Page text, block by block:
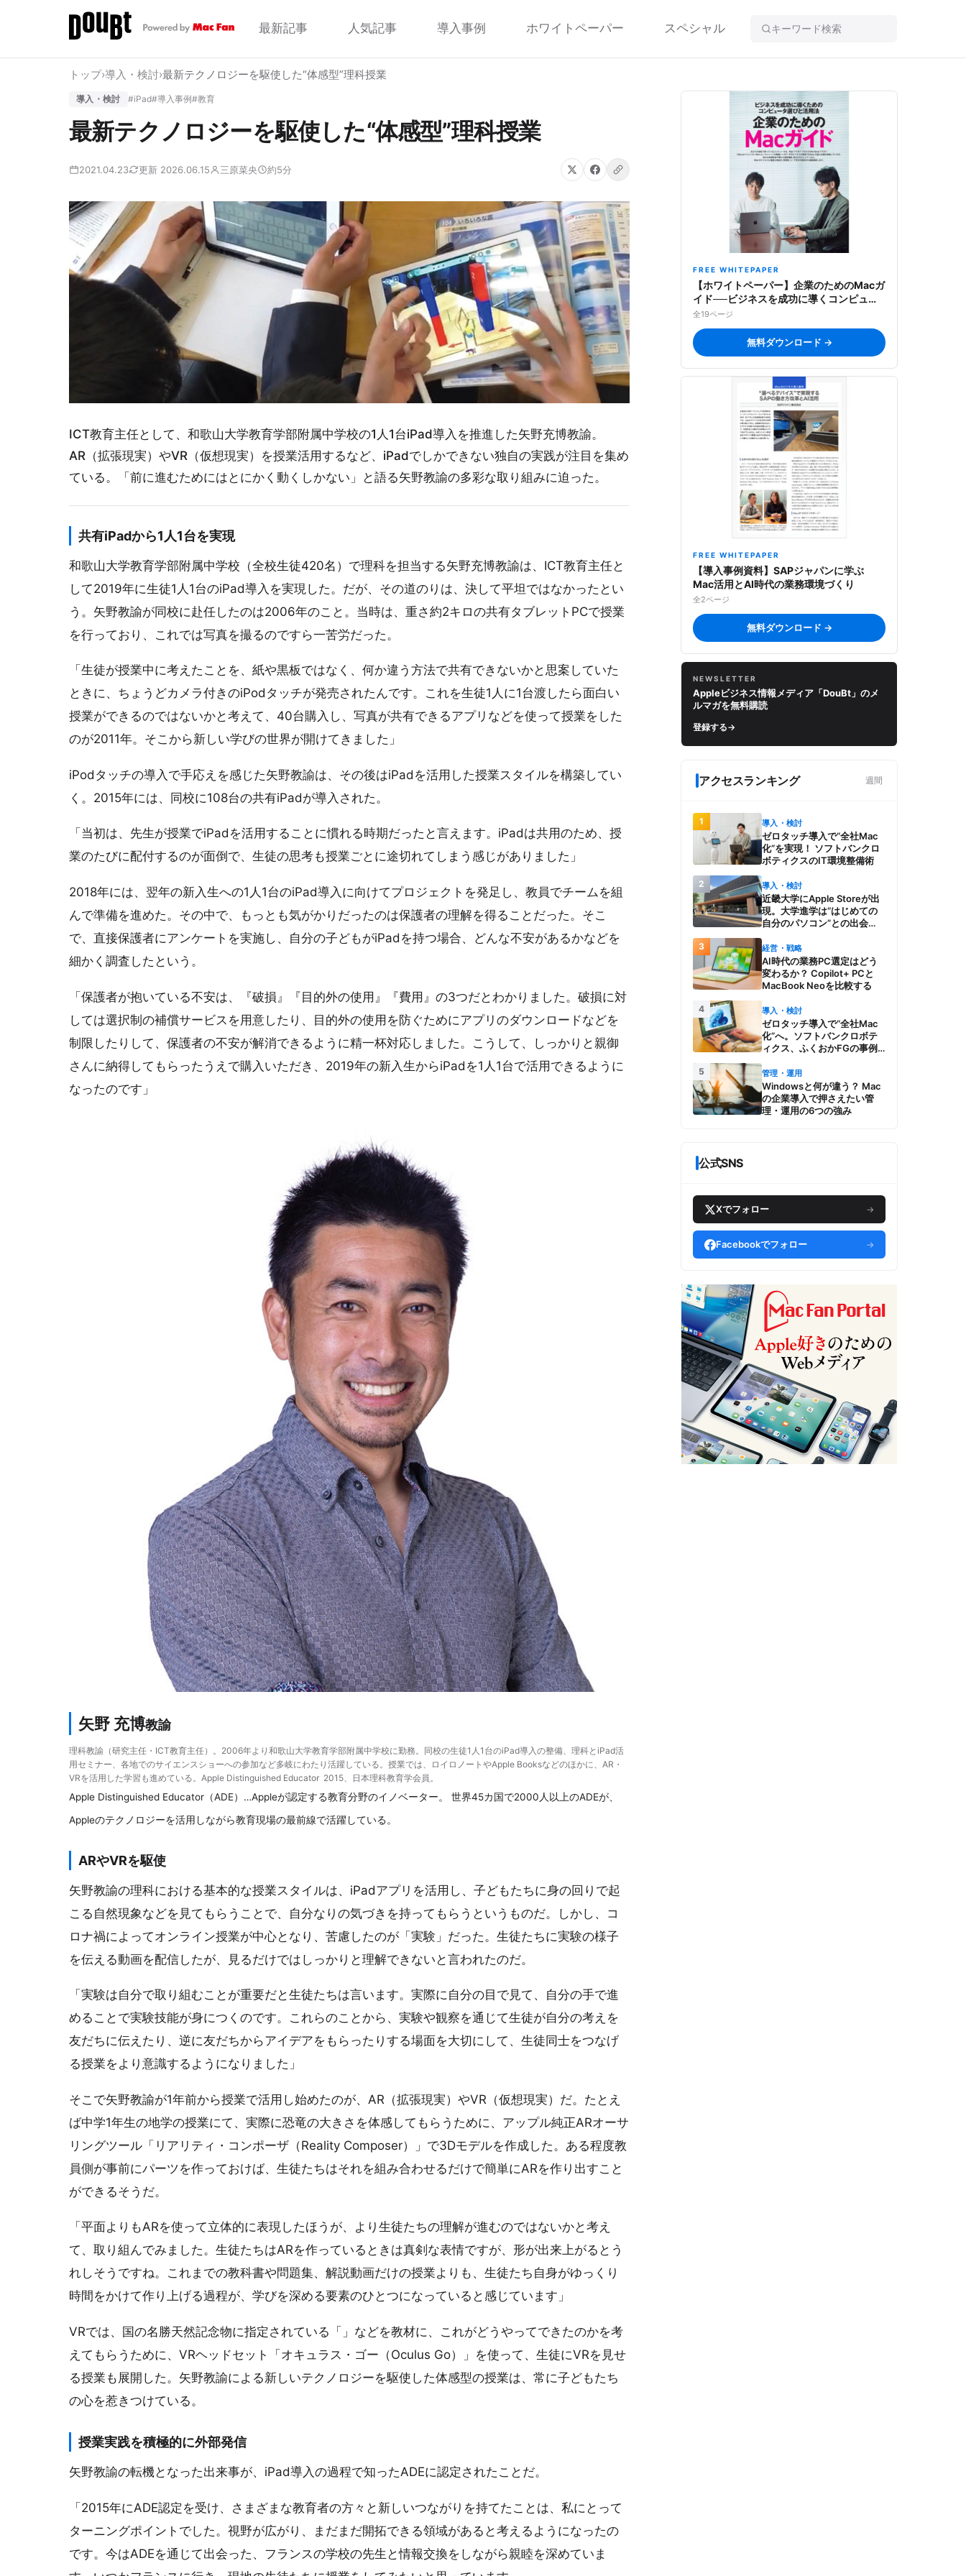
最新記事 人気記事 導入事例 ホワイトペーパー スペシャル
トップ›導入・検討›最新テクノロジーを駆使した“体感型”理科授業
導入・検討 #iPad#導入事例#教育
最新テクノロジーを駆使した“体感型”理科授業
2021.04.23 更新 2026.06.15 三原菜央 約5分
ICT教育主任として、和歌山大学教育学部附属中学校の1人1台iPad導入を推進した矢野充博教諭。
AR（拡張現実）やVR（仮想現実）を授業活用するなど、iPadでしかできない独自の実践が注目を集め
ている。「前に進むためにはとにかく動くしかない」と語る矢野教諭の多彩な取り組みに迫った。
共有iPadから1人1台を実現
和歌山大学教育学部附属中学校（全校生徒420名）で理科を担当する矢野充博教諭は、ICT教育主任と
して2019年に生徒1人1台のiPad導入を実現した。だが、その道のりは、決して平坦ではなかったとい
う。矢野教諭が同校に赴任したのは2006年のこと。当時は、重さ約2キロの共有タブレットPCで授業
を行っており、これでは写真を撮るのですら一苦労だった。
「生徒が授業中に考えたことを、紙や黒板ではなく、何か違う方法で共有できないかと思案していた
ときに、ちょうどカメラ付きのiPodタッチが発売されたんです。これを生徒1人に1台渡したら面白い
授業ができるのではないかと考えて、40台購入し、写真が共有できるアプリなどを使って授業をした
のが2011年。そこから新しい学びの世界が開けてきました」
iPodタッチの導入で手応えを感じた矢野教諭は、その後はiPadを活用した授業スタイルを構築してい
く。2015年には、同校に108台の共有iPadが導入された。
「当初は、先生が授業でiPadを活用することに慣れる時期だったと言えます。iPadは共用のため、授
業のたびに配付するのが面倒で、生徒の思考も授業ごとに途切れてしまう感じがありました」
2018年には、翌年の新入生への1人1台のiPad導入に向けてプロジェクトを発足し、教員でチームを組
んで準備を進めた。その中で、もっとも気がかりだったのは保護者の理解を得ることだった。そこ
で、直接保護者にアンケートを実施し、自分の子どもがiPadを持つ場合、どんな不安があるかなどを
細かく調査したという。
「保護者が抱いている不安は、『破損』『目的外の使用』『費用』の3つだとわかりました。破損に対
しては選択制の補償サービスを用意したり、目的外の使用を防ぐためにアプリのダウンロードなどを
制限したりして、保護者の不安が解消できるように精一杯対応しました。こうして、しっかりと親御
さんに納得してもらったうえで購入いただき、2019年の新入生からiPadを1人1台で活用できるように
なったのです」
矢野 充博教諭
理科教諭（研究主任・ICT教育主任）。2006年より和歌山大学教育学部附属中学校に勤務。同校の生徒1人1台のiPad導入の整備、理科とiPad活
用セミナー、各地でのサイエンスショーへの参加など多岐にわたり活躍している。授業では、ロイロノートやApple Booksなどのほかに、AR・
VRを活用した学習も進めている。Apple Distinguished Educator 2015、日本理科教育学会員。
Apple Distinguished Educator（ADE）…Appleが認定する教育分野のイノベーター。 世界45カ国で2000人以上のADEが、
Appleのテクノロジーを活用しながら教育現場の最前線で活躍している。
ARやVRを駆使
矢野教諭の理科における基本的な授業スタイルは、iPadアプリを活用し、子どもたちに身の回りで起
こる自然現象などを見てもらうことで、自分なりの気づきを持ってもらうというものだ。しかし、コ
ロナ禍によってオンライン授業が中心となり、苦慮したのが「実験」だった。生徒たちに実験の様子
を伝える動画を配信したが、見るだけではしっかりと理解できないと言われたのだ。
「実験は自分で取り組むことが重要だと生徒たちは言います。実際に自分の目で見て、自分の手で進
めることで実験技能が身につくのです。これらのことから、実験や観察を通じて生徒が自分の考えを
友だちに伝えたり、逆に友だちからアイデアをもらったりする場面を大切にして、生徒同士をつなげ
る授業をより意識するようになりました」
そこで矢野教諭が1年前から授業で活用し始めたのが、AR（拡張現実）やVR（仮想現実）だ。たとえ
ば中学1年生の地学の授業にて、実際に恐竜の大きさを体感してもらうために、アップル純正ARオーサ
リングツール「リアリティ・コンポーザ（Reality Composer）」で3Dモデルを作成した。ある程度教
員側が事前にパーツを作っておけば、生徒たちはそれを組み合わせるだけで簡単にARを作り出すこと
ができるそうだ。
「平面よりもARを使って立体的に表現したほうが、より生徒たちの理解が進むのではないかと考え
て、取り組んでみました。生徒たちはARを作っているときは真剣な表情ですが、形が出来上がるとう
れしそうですね。これまでの教科書や問題集、解説動画だけの授業よりも、生徒たち自身がゆっくり
時間をかけて作り上げる過程が、学びを深める要素のひとつになっていると感じています」
VRでは、国の名勝天然記念物に指定されている「」などを教材に、これがどうやってできたのかを考
えてもらうために、VRヘッドセット「オキュラス・ゴー（Oculus Go）」を使って、生徒にVRを見せ
る授業も展開した。矢野教諭による新しいテクノロジーを駆使した体感型の授業は、常に子どもたち
の心を惹きつけている。
授業実践を積極的に外部発信
矢野教諭の転機となった出来事が、iPad導入の過程で知ったADEに認定されたことだ。
「2015年にADE認定を受け、さまざまな教育者の方々と新しいつながりを持てたことは、私にとって
ターニングポイントでした。視野が広がり、まだまだ開拓できる領域があると考えるようになったの
です。今はADEを通じて出会った、フランスの学校の先生と情報交換をしながら親睦を深めていま
FREE WHITEPAPER
【ホワイトペーパー】企業のためのMacガ
イド──ビジネスを成功に導くコンピュー
タ選びと活用法
全19ページ
無料ダウンロード →
FREE WHITEPAPER
【導入事例資料】SAPジャパンに学ぶ
Mac活用とAI時代の業務環境づくり
全2ページ
無料ダウンロード →
NEWSLETTER
Appleビジネス情報メディア「DouBt」のメ
ルマガを無料購読
登録する→
アクセスランキング 週間
1 導入・検討
ゼロタッチ導入で“全社Mac
化”を実現！ ソフトバンクロ
ボティクスのIT環境整備術
2 導入・検討
近畿大学にApple Storeが出
現。大学進学は“はじめての
自分のパソコン”との出会
楽しさを、夏のオープンキャ
ンパスでアピール
3 経営・戦略
AI時代の業務PC選定はどう
変わるか？ Copilot+ PCと
MacBook Neoを比較する
4 導入・検討
ゼロタッチ導入で“全社Mac
化”へ。ソフトバンクロボテ
ィクス、ふくおかFGの事例
週のAppleビジネストレン
ド】
5 管理・運用
Windowsと何が違う？ Mac
の企業導入で押さえたい管
理・運用の6つの強み
公式SNS
Xでフォロー →
Facebookでフォロー →